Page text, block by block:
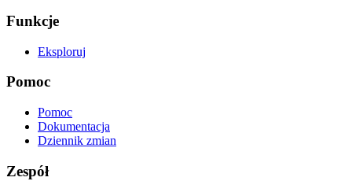
Funkcje
Eksploruj
Pomoc
Pomoc
Dokumentacja
Dziennik zmian
Zespół